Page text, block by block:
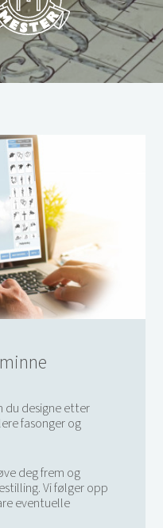
du designe etter
fasonger og
deg frem og
Vi følger opp
eventuelle